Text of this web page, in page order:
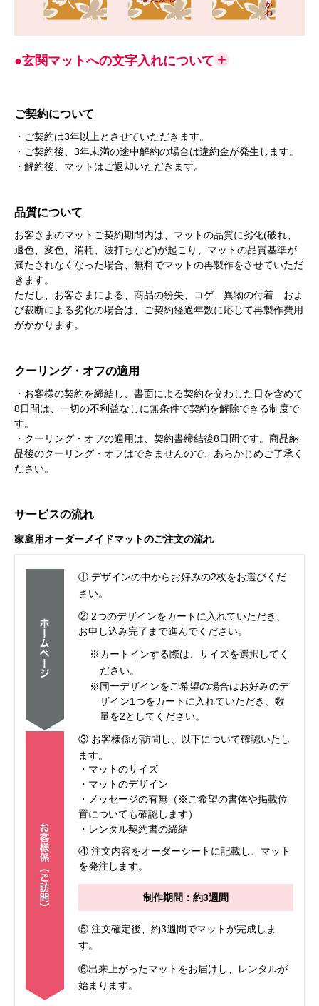
●玄関マットへの文字入れについて
ご契約について
・ご契約は3年以上とさせていただきます。
・ご契約後、3年未満の途中解約の場合は違約金が発生します。
・解約後、マットはご返却いただきます。
品質について
お客さまのマットご契約期間内は、マットの品質に劣化(破れ、
退色、変色、消耗、波打ちなど)が起こり、マットの品質基準が
満たされなくなった場合、無料でマットの再製作をさせていただ
きます。
ただし、お客さまによる、商品の紛失、コゲ、異物の付着、およ
び裁断による劣化の場合は、ご契約経過年数に応じて再製作費用
がかかります。
クーリング・オフの適用
・お客様の契約を締結し、書面による契約を交わした日を含めて
8日間は、一切の不利益なしに無条件で契約を解除できる制度で
す。
・クーリング・オフの適用は、契約書締結後8日間です。商品納
品後のクーリング・オフはできませんので、あらかじめご了承く
ださい。
サービスの流れ
家庭用オーダーメイドマットのご注文の流れ
① デザインの中からお好みの2枚をお選びくだ
さい。
② 2つのデザインをカートに入れていただき、
お申し込み完了まで進んでください。
※カートインする際は、サイズを選択してく
ださい。
※同一デザインをご希望の場合はお好みのデ
ザイン1つをカートに入れていただき、数
量を2としてください。
③ お客様係が訪問し、以下について確認いたし
ます。
・マットのサイズ
・マットのデザイン
・メッセージの有無（※ご希望の書体や掲載位
置についても確認します）
・レンタル契約書の締結
④ 注文内容をオーダーシートに記載し、マット
を発注します。
制作期間：約3週間
⑤ 注文確定後、約3週間でマットが完成しま
す。
⑥出来上がったマットをお届けし、レンタルが
始まります。